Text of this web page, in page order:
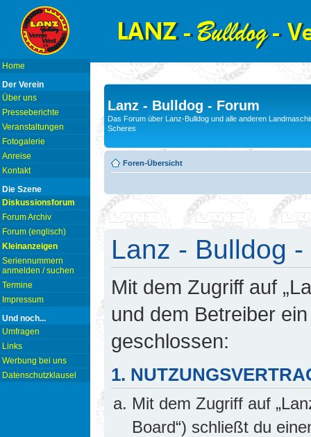
Home
Der Verein
Über uns
Presseberichte
Veranstaltungen
Fotogalerie
Anreise
Kontakt
Die Szene
Diskussionsforum
Forum Archiv
Forum (englisch)
Kleinanzeigen
Seriennummern
anmelden / suchen
Termine
Impressum
Und noch...
Umfragen
Links
Werbung bei uns
Datenschutzklausel
Lanz - Bulldog - Forum
Das Forum über Lanz-Bulldog und alle anderen
Scheres
Foren-Übersicht
Lanz - Bulldog
Mit dem Zugriff auf
und dem Betreiber
geschlossen:
1.
Mit dem Zugriff auf
Board“) schließt du